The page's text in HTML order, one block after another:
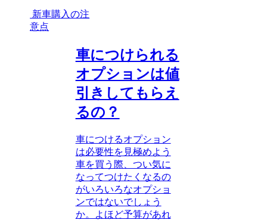
新車購入の注
意点
車につけられる
オプションは値
引きしてもらえ
るの？
車につけるオプション
は必要性を見極めよう
車を買う際、つい気に
なってつけたくなるの
がいろいろなオプショ
ンではないでしょう
か。よほど予算があれ